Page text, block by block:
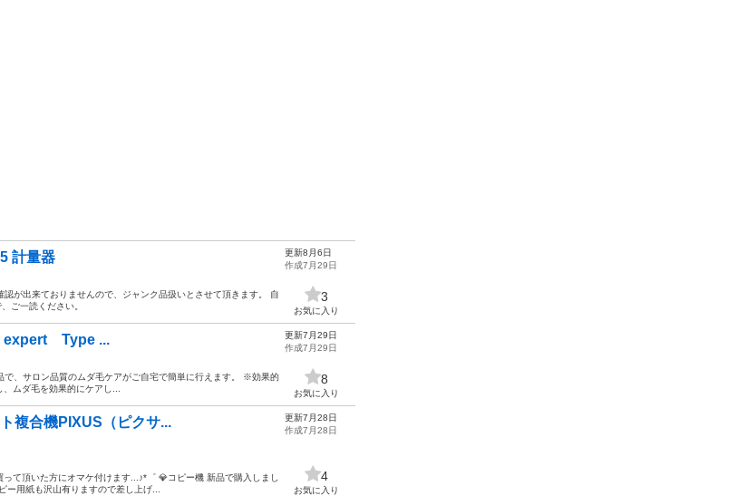
計量器
が出来ておりませんので、ジャンク品扱いとさせて頂きます。 自
ご一読ください。
更新8月6日
作成7月29日
3
お気に入り
Type ...
、サロン品質のムダ毛ケアがご自宅で簡単に行えます。 ※効果的
ムダ毛を効果的にケアし...
更新7月29日
作成7月29日
8
お気に入り
複合機PIXUS（ピクサ...
て頂いた方にオマケ付けます...♪*゜ 💎コピー機 新品で購入しまし
用紙も沢山有りますので差し上げ...
更新7月28日
作成7月28日
4
お気に入り